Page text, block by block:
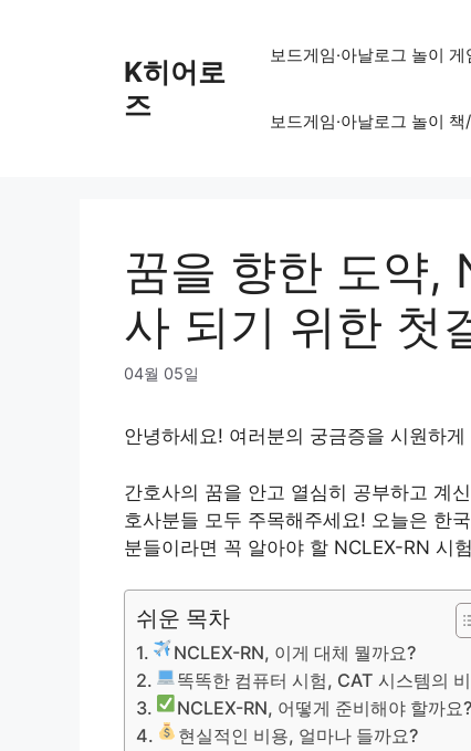
K히어로
즈
보드게임·아날로그 놀이 게
보드게임·아날로그 놀이 책
꿈을 향한 도약,
사 되기 위한 첫
04월 05일
안녕하세요! 여러분의 궁금증을 시원하
간호사의 꿈을 안고 열심히 공부하고 계
호사분들 모두 주목해주세요! 오늘은 한
분들이라면 꼭 알아야 할 NCLEX-RN 시
쉬운 목차
NCLEX-RN, 이게 대체 뭘까요?
똑똑한 컴퓨터 시험, CAT 시스템의
NCLEX-RN, 어떻게 준비해야 할까요?
현실적인 비용, 얼마나 들까요?